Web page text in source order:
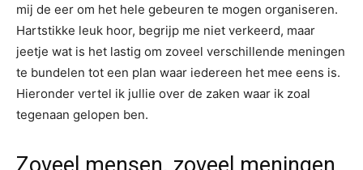
mij de eer om het hele gebeuren te mogen organiseren.
Hartstikke leuk hoor, begrijp me niet verkeerd, maar
jeetje wat is het lastig om zoveel verschillende meningen
te bundelen tot een plan waar iedereen het mee eens is.
Hieronder vertel ik jullie over de zaken waar ik zoal
tegenaan gelopen ben.